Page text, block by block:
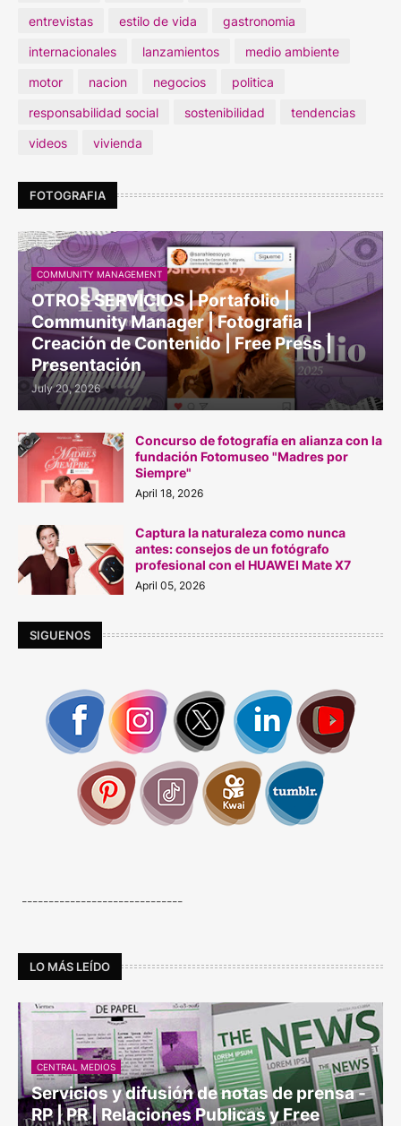
entrevistas
estilo de vida
gastronomia
internacionales
lanzamientos
medio ambiente
motor
nacion negocios
politica
responsabilidad social
sostenibilidad
tendencias
videos
vivienda
FOTOGRAFIA
COMMUNITY MANAGEMENT
OTROS SERVICIOS | Portafolio |
Community Manager | Fotografia |
Creación de Contenido | Free Press |
Presentación
July 20, 2026
Concurso de fotografía en alianza con la
fundación Fotomuseo "Madres por
Siempre"
April 18, 2026
Captura la naturaleza como nunca
antes: consejos de un fotógrafo
profesional con el HUAWEI Mate X7
April 05, 2026
SIGUENOS
------------------------------
LO MÁS LEÍDO
CENTRAL MEDIOS
Servicios y difusión de notas de prensa -
RP | PR | Relaciones Publicas y Free